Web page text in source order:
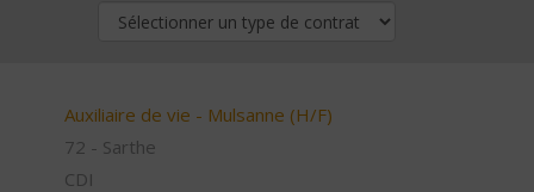
Auxiliaire de vie - Mulsanne (H/F)
72 - Sarthe
CDI